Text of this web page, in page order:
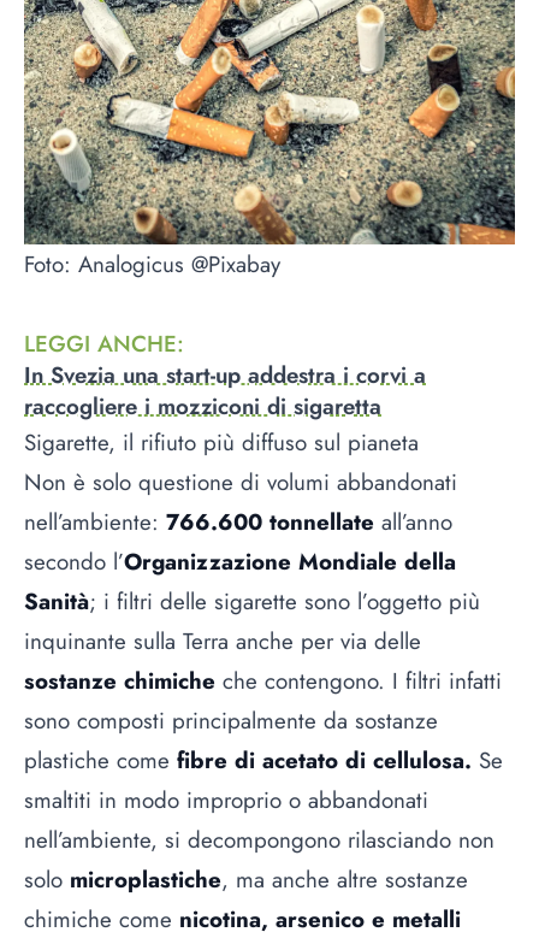
Foto: Analogicus @Pixabay
LEGGI ANCHE:
In Svezia una start-up addestra i corvi a
raccogliere i mozziconi di sigaretta
Sigarette, il rifiuto più diffuso sul pianeta
Non è solo questione di volumi abbandonati
nell’ambiente: 766.600 tonnellate all’anno
secondo l’Organizzazione Mondiale della
Sanità; i filtri delle sigarette sono l’oggetto più
inquinante sulla Terra anche per via delle
sostanze chimiche che contengono. I filtri infatti
sono composti principalmente da sostanze
plastiche come fibre di acetato di cellulosa. Se
smaltiti in modo improprio o abbandonati
nell’ambiente, si decompongono rilasciando non
solo microplastiche, ma anche altre sostanze
chimiche come nicotina, arsenico e metalli